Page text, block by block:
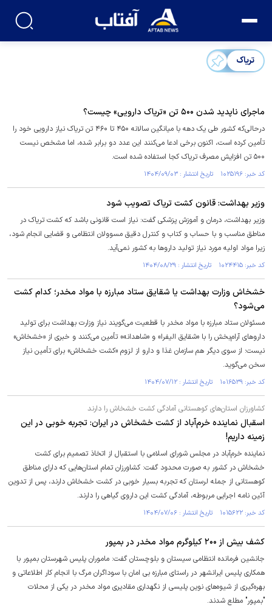
تریاک
ماجرای ناپدید شدن ۵۰۰ تن «تریاک دارویی» چیست؟
درحالی‌که کشور طی یک دهه با میانگین سالانه ۴۵۰ تا ۴۶۰ تن تریاک نیاز دارویی خود را
تأمین کرده است، اکنون برخی ادعا می‌کنند این عدد دو برابر شده، اما مشخص نیست
۵۰۰ تن افزایش مصرف تریاک کجا استفاده شده است.
کد خبر: ۱۰۲۵۱۹۶ تاریخ انتشار : ۱۴۰۴/۰۹/۰۳
وزیر بهداشت: قانون کشت تریاک تصویب شود
وزیر بهداشت، درمان و آموزش پزشکی گفت: نیاز است قانونی باشد که کشت تریاک در
مناطق مناسب و با حساب و کتاب و کنترل دقیق مسوولان انتظامی و قضایی انجام شود،
زیرا مواد اولیه مورد نیاز تولید دارو‌ها به کشور نمی‌آید.
کد خبر: ۱۰۲۴۴۱۵ تاریخ انتشار : ۱۴۰۴/۰۸/۲۹
خشخاش وزارت بهداشت یا شقایق ستاد مبارزه با مواد مخدر؛ کدام کشت
می‌شود؟
مسئولان ستاد مبارزه با مواد مخدر با قطعیت می‌گویند نیاز وزارت بهداشت برای تولید
داروهای آرام‌بخش را با «شقایق الیفرا» و «شاهدانه» تأمین می‌کنند و خبری از «خشخاش»
نیست؛ از سوی دیگر هم سازمان غذا و دارو از لزوم «کشت خشخاش» برای تأمین نیاز
سخن می‌گوید.
کد خبر: ۱۰۱۶۵۳۹ تاریخ انتشار : ۱۴۰۴/۰۷/۱۲
کشاورزان استان‌های کوهستانی آمادگی کشت خشخاش را دارند
اسقبال نماینده خرم‌آباد از کشت خشخاش در ایران: تجربه خوبی در این
زمینه داریم!
نماینده خرم‌آباد در مجلس شورای اسلامی با استقبال از اتخاذ تصمیم برای کشت
خشخاش در کشور به صورت محدود گفت: کشاورزان تمام استان‌هایی که دارای مناطق
کوهستانی از جمله لرستان که تجربه بسیار خوبی در کشت خشخاش دارند، پس از تدوین
آئین نامه اجرایی مربوطه، آمادگی کشت این داروی گیاهی را دارند.
کد خبر: ۱۰۱۵۶۲۲ تاریخ انتشار : ۱۴۰۴/۰۷/۰۶
کشف بیش از ۲۰۰ کیلوگرم مواد مخدر در بمپور
جانشین فرمانده انتظامی سیستان و بلوچستان گفت: ماموران پلیس شهرستان بمپور با
همکاری پلیس ایرانشهر در راستای مبارزه بی امان با سوداگران مرگ با انجام کار اطلاعاتی و
بهره‌گیری از شیوه‌های نوین پلیسی از نگهداری مقادیری مواد مخدر در یکی از محلات
"بمپور" مطلع شدند.